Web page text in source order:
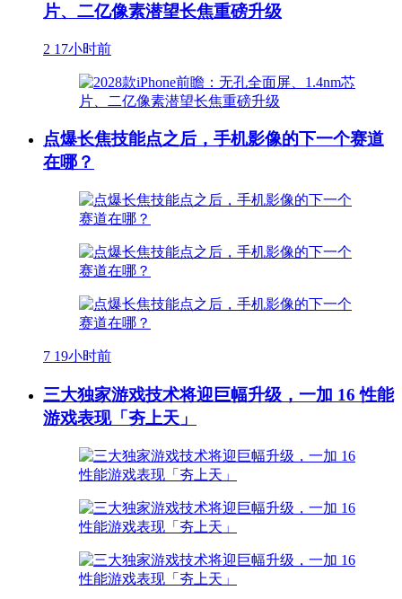
片、二亿像素潜望长焦重磅升级
2 17小时前
点爆长焦技能点之后，手机影像的下一个赛道
在哪？
7 19小时前
三大独家游戏技术将迎巨幅升级，一加 16 性能
游戏表现「夯上天」